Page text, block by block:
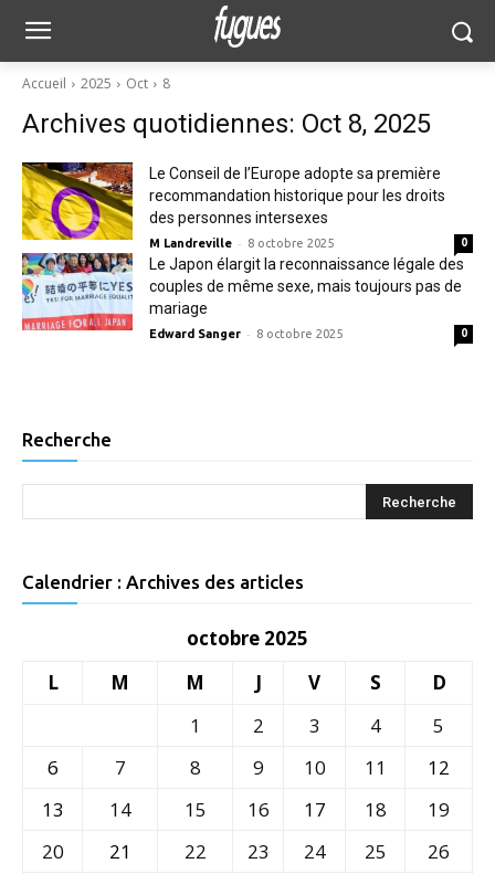
Accueil 2025 Oct 8
Archives quotidiennes: Oct 8, 2025
Le Conseil de l’Europe adopte sa première
recommandation historique pour les droits
des personnes intersexes
M Landreville - 8 octobre 2025 0
Le Japon élargit la reconnaissance légale des
couples de même sexe, mais toujours pas de
mariage
Edward Sanger - 8 octobre 2025 0
Recherche
Calendrier : Archives des articles
octobre 2025
L
M M J V S
D
1
2 3 4
5
6
7 8 9 10 11
12
13
14 15 16 17 18
19
20
21 22 23 24 25
26